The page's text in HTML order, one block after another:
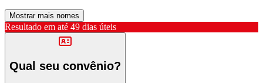
Mostrar mais nomes
Resultado em até 49 dias úteis
Qual seu convênio?